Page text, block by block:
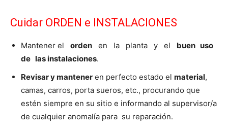
Cuidar ORDEN e INSTALACIONES
Mantener el orden en la planta y el buen uso
de las instalaciones.
Revisar y mantener en perfecto estado el material,
camas, carros, porta sueros, etc., procurando que
estén siempre en su sitio e informando al supervisor/a
de cualquier anomalía para su reparación.